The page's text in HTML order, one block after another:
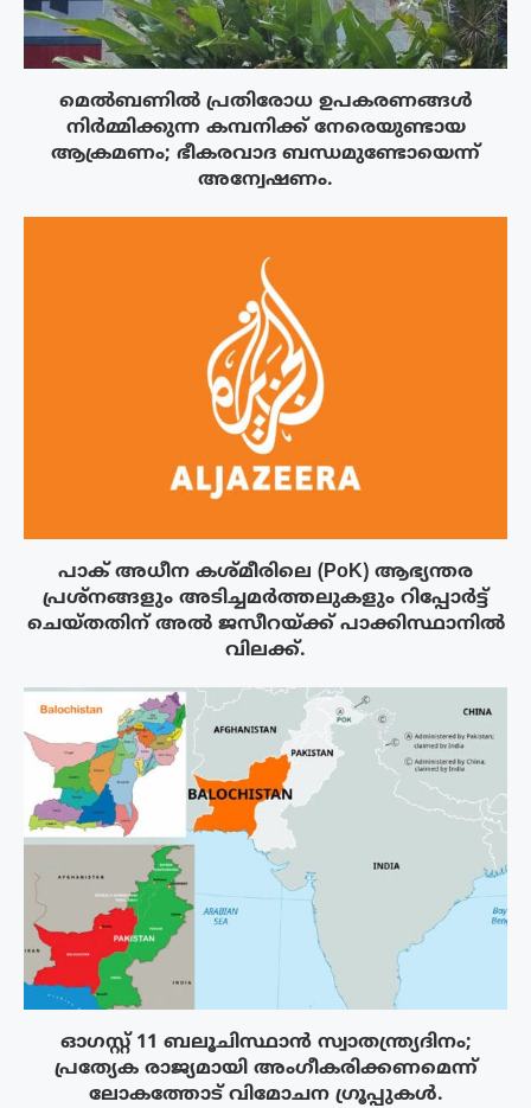
മെൽബണിൽ പ്രതിരോധ ഉപകരണങ്ങൾ
നിർമ്മിക്കുന്ന കമ്പനിക്ക് നേരെയുണ്ടായ
ആക്രമണം; ഭീകരവാദ ബന്ധമുണ്ടോയെന്ന്
അന്വേഷണം.
പാക് അധീന കശ്മീരിലെ (PoK) ആഭ്യന്തര
പ്രശ്നങ്ങളും അടിച്ചമർത്തലുകളും റിപ്പോർട്ട്
ചെയ്തതിന് അൽ ജസീറയ്‌ക്ക് പാക്കിസ്ഥാനിൽ
വിലക്ക്.
ഓഗസ്റ്റ് 11 ബലൂചിസ്ഥാൻ സ്വാതന്ത്ര്യദിനം;
പ്രത്യേക രാജ്യമായി അംഗീകരിക്കണമെന്ന്
ലോകത്തോട് വിമോചന ഗ്രൂപ്പുകൾ.